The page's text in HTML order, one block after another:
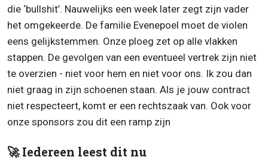
die ‘bullshit’. Nauwelijks een week later zegt zijn vader
het omgekeerde. De familie Evenepoel moet de violen
eens gelijkstemmen. Onze ploeg zet op alle vlakken
stappen. De gevolgen van een eventueel vertrek zijn niet
te overzien - niet voor hem en niet voor ons. Ik zou dan
niet graag in zijn schoenen staan. Als je jouw contract
niet respecteert, komt er een rechtszaak van. Ook voor
onze sponsors zou dit een ramp zijn
🚀 Iedereen leest dit nu